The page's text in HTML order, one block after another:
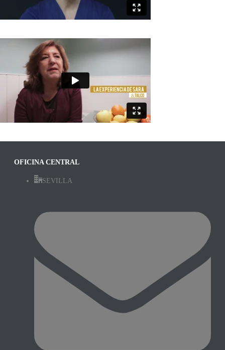
OFICINA CENTRAL
SEVILLA